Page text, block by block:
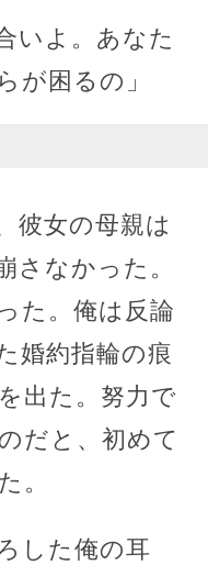
いよ。あなた
困るの」
彼女の母親は
さなかった。
た。俺は反論
婚約指輪の痕
出た。努力で
だと、初めて
。
した俺の耳